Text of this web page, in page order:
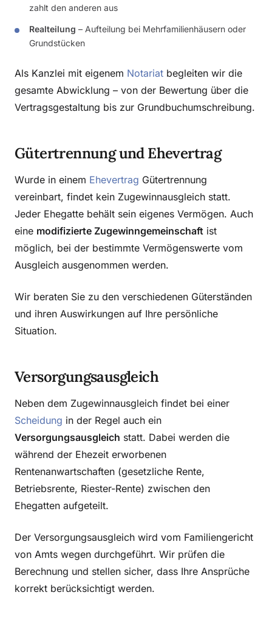
zahlt den anderen aus
Realteilung – Aufteilung bei Mehrfamilienhäusern oder
Grundstücken
Als Kanzlei mit eigenem Notariat begleiten wir die
gesamte Abwicklung – von der Bewertung über die
Vertragsgestaltung bis zur Grundbuchumschreibung.
Gütertrennung und Ehevertrag
Wurde in einem Ehevertrag Gütertrennung
vereinbart, findet kein Zugewinnausgleich statt.
Jeder Ehegatte behält sein eigenes Vermögen. Auch
eine modifizierte Zugewinngemeinschaft ist
möglich, bei der bestimmte Vermögenswerte vom
Ausgleich ausgenommen werden.
Wir beraten Sie zu den verschiedenen Güterständen
und ihren Auswirkungen auf Ihre persönliche
Situation.
Versorgungsausgleich
Neben dem Zugewinnausgleich findet bei einer
Scheidung in der Regel auch ein
Versorgungsausgleich statt. Dabei werden die
während der Ehezeit erworbenen
Rentenanwartschaften (gesetzliche Rente,
Betriebsrente, Riester-Rente) zwischen den
Ehegatten aufgeteilt.
Der Versorgungsausgleich wird vom Familiengericht
von Amts wegen durchgeführt. Wir prüfen die
Berechnung und stellen sicher, dass Ihre Ansprüche
korrekt berücksichtigt werden.